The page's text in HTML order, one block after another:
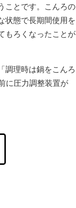
ことです。こんろの
状態で長期間使用を
もろくなったことが
調理時は鍋をこんろ
に圧力調整装置が